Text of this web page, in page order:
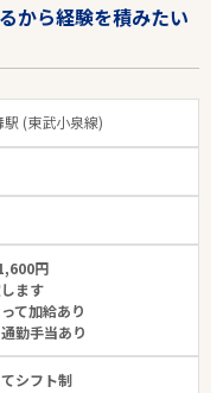
から経験を積みたい
駅 (東武小泉線)
円
ます
て加給あり
勤手当あり
シフト制